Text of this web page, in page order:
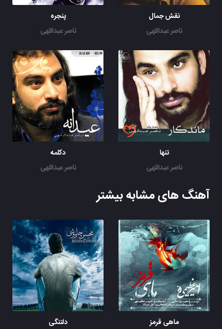
نقش جمال
ناصر عبداللهی
پنجره
ناصر عبداللهی
تنها
ناصر عبداللهی
دکلمه
ناصر عبداللهی
آهنگ های مشابه بیشتر
ماهی قرمز
دلتنگی